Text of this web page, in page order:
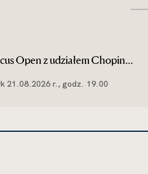
Open z udziałem Chopin
21.08.2026 r., godz. 19.00